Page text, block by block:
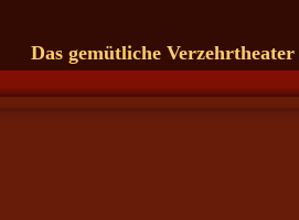
Das gemütliche Verzehrtheater